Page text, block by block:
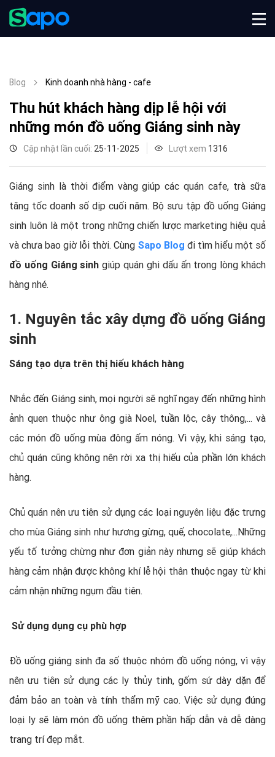
Blog Kinh doanh nhà hàng - cafe
Thu hút khách hàng dịp lễ hội với
những món đồ uống Giáng sinh này
Cập nhật lần cuối: 25-11-2025 Lượt xem 1316
Giáng sinh là thời điểm vàng giúp các quán cafe, trà sữa
tăng tốc doanh số dịp cuối năm. Bộ sưu tập đồ uống Giáng
sinh luôn là một trong những chiến lược marketing hiệu quả
và chưa bao giờ lỗi thời. Cùng Sapo Blog đi tìm hiểu một số
đồ uống Giáng sinh giúp quán ghi dấu ấn trong lòng khách
hàng nhé.
1. Nguyên tắc xây dựng đồ uống Giáng
sinh
Sáng tạo dựa trên thị hiếu khách hàng
Nhắc đến Giáng sinh, mọi người sẽ nghĩ ngay đến những hình
ảnh quen thuộc như ông già Noel, tuần lộc, cây thông,... và
các món đồ uống mùa đông ấm nóng. Vì vậy, khi sáng tạo,
chủ quán cũng không nên rời xa thị hiếu của phần lớn khách
hàng.
Chủ quán nên ưu tiên sử dụng các loại nguyên liệu đặc trưng
cho mùa Giáng sinh như hương gừng, quế, chocolate,...Những
yếu tố tưởng chừng như đơn giản này nhưng sẽ giúp khách
hàng cảm nhận được không khí lễ hội thân thuộc ngay từ khi
cảm nhận những ngụm đầu tiên.
Sử dụng dụng cụ phù hợp
Đồ uống giáng sinh đa số thuộc nhóm đồ uống nóng, vì vậy
nên ưu tiên sử dụng các ly thủy tinh, gốm sứ dày dặn để
đảm bảo an toàn và tính thẩm mỹ cao. Việc sử dụng đúng
loại ly sẽ làm món đồ uống thêm phần hấp dẫn và dễ dàng
trang trí đẹp mắt.